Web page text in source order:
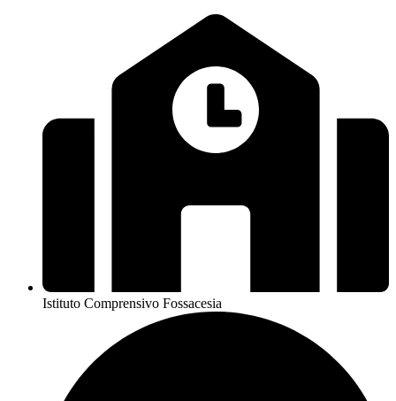
Istituto Comprensivo Fossacesia